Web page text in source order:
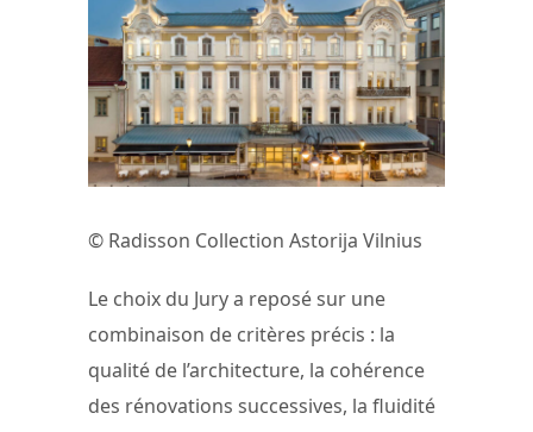
© Radisson Collection Astorija Vilnius
Le choix du Jury a reposé sur une
combinaison de critères précis : la
qualité de l’architecture, la cohérence
des rénovations successives, la fluidité